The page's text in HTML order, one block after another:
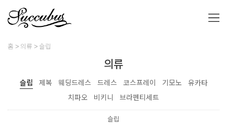
홈 의류 슬립
의류
슬립 제복 웨딩드레스 드레스 코스프레이 기모노
유카타
치파오
비키니 브라펜티세트
슬립